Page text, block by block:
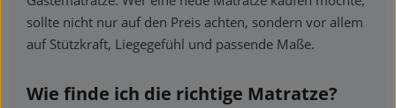
sollte nicht nur auf den Preis achten, sondern vor allem
auf Stützkraft, Liegegefühl und passende Maße.
Wie finde ich die richtige Matratze?